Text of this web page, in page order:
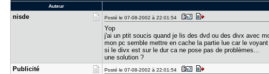
Auteur
nisde Posté le 07-08-2002 à 22:01:54
Yop
j'ai un ptit soucis quand je lis des dvd ou des divx avec
mon pc semble mettre en cache la partie lue car le
si le divx est sur le dur ca ne pose pas de problèmes...
une solution ?
Publicité
Posté le 07-08-2002 à 22:01:54